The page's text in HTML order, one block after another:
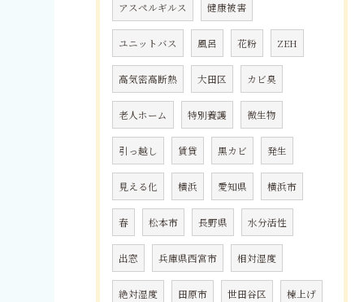
アスペルギルス 健康被害
ユニットバス 風呂 花粉 ZEH
高気密高断熱 大田区 カビ臭
老人ホーム 特別養護 微生物
引っ越し 賃貸 黒カビ 発生
見える化 横浜 愛知県 横浜市
春 松本市 長野県 水分活性
出窓 兵庫県西宮市 相対湿度
絶対湿度 田原市 世田谷区 棟上げ